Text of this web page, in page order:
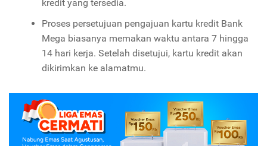
kredit yang tersedia.
Proses persetujuan pengajuan kartu kredit Bank
Mega biasanya memakan waktu antara 7 hingga
14 hari kerja. Setelah disetujui, kartu kredit akan
dikirimkan ke alamatmu.